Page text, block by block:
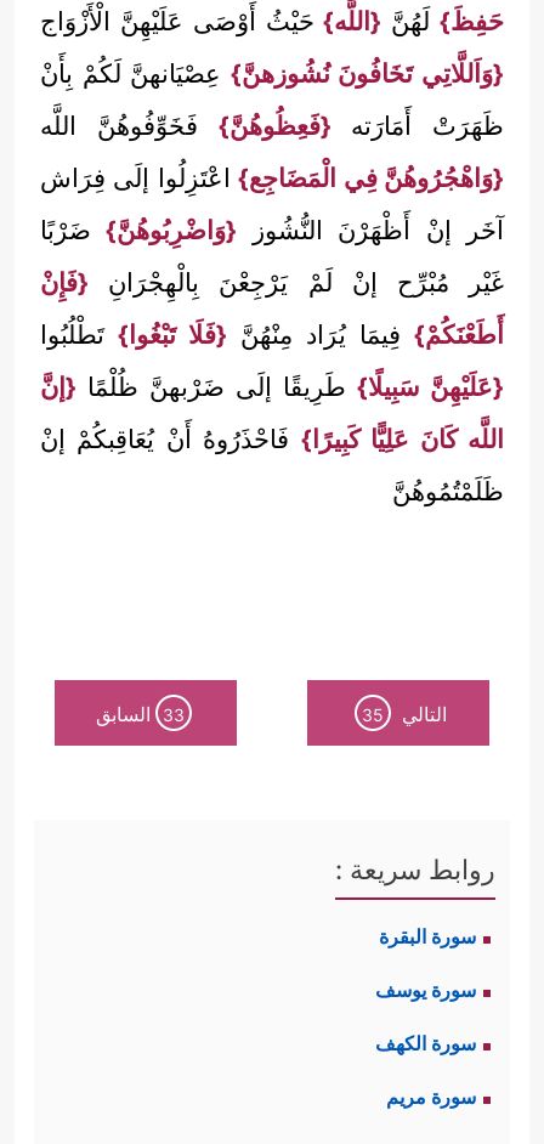
حَفِظَ}لَهُنَّ {اللَّه}حَيْثُ أَوْصَى عَلَيْهِنَّ الْأَزْوَاج
{وَاَللَّاتِي تَخَافُونَ نُشُوزهنَّ} عِصْيَانهنَّ لَكُمْ بِأَنْ
ظَهَرَتْ أَمَارَته {فَعِظُوهُنَّ} فَخَوِّفُوهُنَّ اللَّه
{وَاهْجُرُوهُنَّ فِي الْمَضَاجِع}اعْتَزِلُوا إلَى فِرَاش
آخَر إنْ أَظْهَرْنَ النُّشُوز {وَاضْرِبُوهُنَّ}ضَرْبًا
غَيْر مُبْرِّح إنْ لَمْ يَرْجِعْنَ بِالْهِجْرَانِ {فَإِنْ
أَطَعْنَكُمْ} فِيمَا يُرَاد مِنْهُنَّ {فَلَا تَبْغُوا} تَطْلُبُوا
{عَلَيْهِنَّ سَبِيلًا} طَرِيقًا إلَى ضَرْبهنَّ ظُلْمًا {إنَّ
اللَّه كَانَ عَلِيًّا كَبِيرًا} فَاحْذَرُوهُ أَنْ يُعَاقِبكُمْ إنْ
ظَلَمْتُمُوهُنَّ
التالي 35
33 السابق
روابط سريعة :
سورة البقرة
سورة يوسف
سورة الكهف
سورة مريم